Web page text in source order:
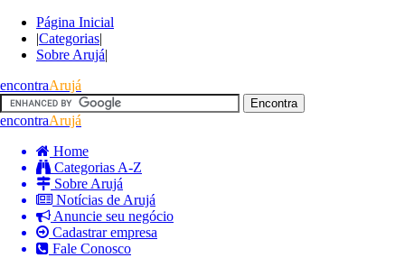
Página Inicial
|Categorias|
Sobre Arujá|
encontraArujá
encontraArujá
Home
Categorias A-Z
Sobre Arujá
Notícias de Arujá
Anuncie seu negócio
Cadastrar empresa
Fale Conosco